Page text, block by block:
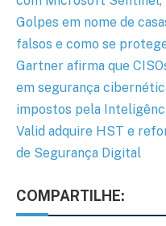
Golpes em nome de
falsos e como se
Gartner afirma que
em segurança
impostos pela
Valid adquire HST e
de Segurança Digital
COMPARTILHE: